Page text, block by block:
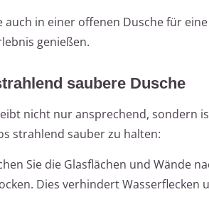
in einer offenen Dusche für
genießen.
saubere Dusche
nicht nur ansprechend, sondern
strahlend sauber zu halten:
Sie die Glasflächen und Wände
Dies verhindert Wasserflecken